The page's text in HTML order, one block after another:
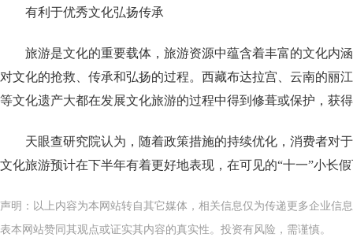
有利于优秀文化弘扬传承
旅游是文化的重要载体，旅游资源中蕴含着丰富的文化内
对文化的抢救、传承和弘扬的过程。西藏布达拉宫、云南的丽
等文化遗产大都在发展文化旅游的过程中得到修葺或保护，获
天眼查研究院认为，随着政策措施的持续优化，消费者对
文化旅游预计在下半年有着更好地表现，在可见的“十一”小长
声明：以上内容为本网站转自其它媒体，相关信息仅为传递更多企业信
表本网站赞同其观点或证实其内容的真实性。投资有风险，需谨慎。